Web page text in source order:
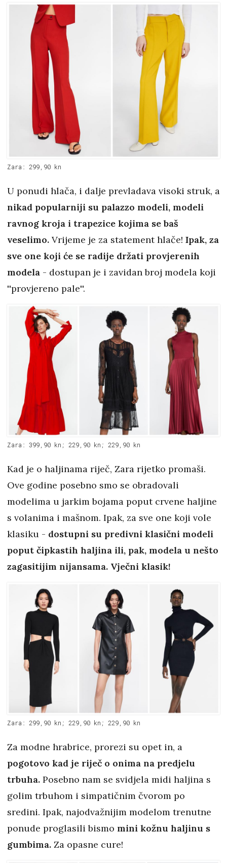
Zara: 299,90 kn
U ponudi hlača, i dalje prevladava visoki struk, a
nikad popularniji su palazzo modeli, modeli
ravnog kroja i trapezice kojima se baš
veselimo. Vrijeme je za statement hlače! Ipak, za
sve one koji će se radije držati provjerenih
modela - dostupan je i zavidan broj modela koji
''provjereno pale''.
Zara: 399,90 kn; 229,90 kn; 229,90 kn
Kad je o haljinama riječ, Zara rijetko promaši.
Ove godine posebno smo se obradovali
modelima u jarkim bojama poput crvene haljine
s volanima i mašnom. Ipak, za sve one koji vole
klasiku - dostupni su predivni klasični modeli
poput čipkastih haljina ili, pak, modela u nešto
zagasitijim nijansama. Vječni klasik!
Zara: 299,90 kn; 229,90 kn; 229,90 kn
Za modne hrabrice, prorezi su opet in, a
pogotovo kad je riječ o onima na predjelu
trbuha. Posebno nam se svidjela midi haljina s
golim trbuhom i simpatičnim čvorom po
sredini. Ipak, najodvažnijim modelom trenutne
ponude proglasili bismo mini kožnu haljinu s
gumbima. Za opasne cure!